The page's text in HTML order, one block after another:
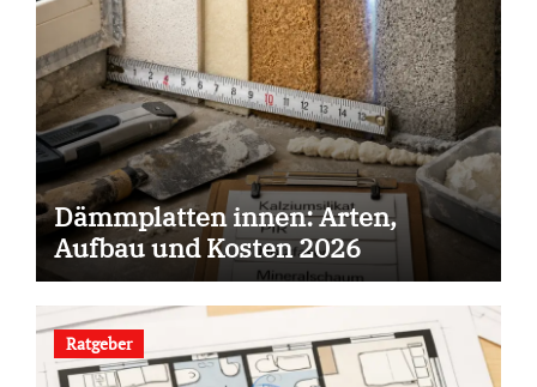
Dämmplatten innen: Arten,
Aufbau und Kosten 2026
Ratgeber